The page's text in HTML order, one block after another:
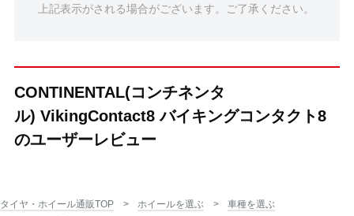
上記表示がされる場合がございます。ご了承ください。
CONTINENTAL(コンチネンタ
ル) VikingContact8 バイキングコンタクト8
のユーザーレビュー
タイヤ・ホイール通販TOP ホイールを選ぶ
車種を選ぶ